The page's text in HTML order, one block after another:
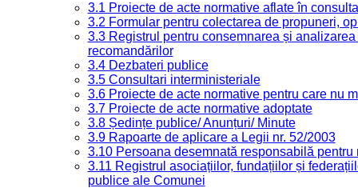
3.1 Proiecte de acte normative aflate în
3.2 Formular pentru colectarea de propuneri,
3.3 Registrul pentru consemnarea și
recomandărilor
3.4 Dezbateri publice
3.5 Consultari interministeriale
3.6 Proiecte de acte normative pentru care nu
3.7 Proiecte de acte normative adoptate
3.8 Ședințe publice/ Anunțuri/ Minute
3.9 Rapoarte de aplicare a Legii nr. 52/2003
3.10 Persoana desemnată responsabilă
3.11 Registrul asociațiilor, fundațiilor și
publice ale Comunei